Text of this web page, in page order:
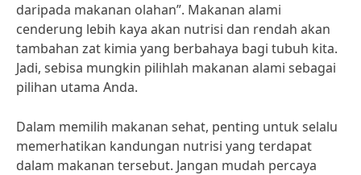
daripada makanan olahan”. Makanan alami
cenderung lebih kaya akan nutrisi dan rendah akan
tambahan zat kimia yang berbahaya bagi tubuh kita.
Jadi, sebisa mungkin pilihlah makanan alami sebagai
pilihan utama Anda.
Dalam memilih makanan sehat, penting untuk selalu
memerhatikan kandungan nutrisi yang terdapat
dalam makanan tersebut. Jangan mudah percaya